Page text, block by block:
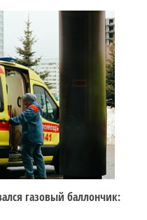
газовый баллончик: